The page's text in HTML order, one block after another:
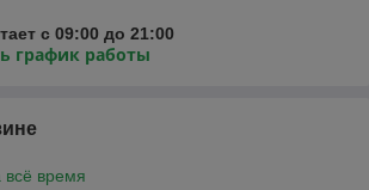
с 09:00 до 21:00
график работы
всё время